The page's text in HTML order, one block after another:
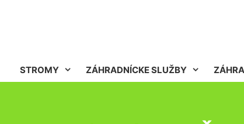
STROMY ZÁHRADNÍCKE SLUŽBY